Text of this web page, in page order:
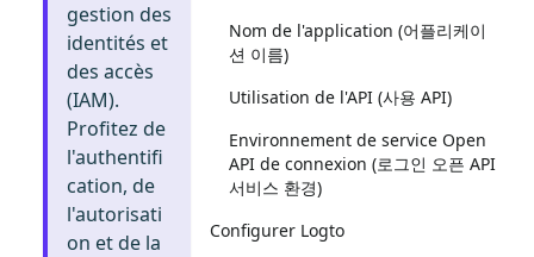
gestion des
identités et
des accès
(IAM).
Profitez de
l'authentifi
cation, de
l'autorisati
on et de la
Nom de l'application (어플리케이
션 이름)
Utilisation de l'API (사용 API)
Environnement de service Open
API de connexion (로그인 오픈 API
서비스 환경)
Configurer Logto